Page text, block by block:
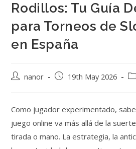
Rodillos: Tu Guía
para Torneos de
en España
nanor 19th May 2026
Como jugador experimentado,
juego online va más allá de la
tirada o mano. La estrategia, la